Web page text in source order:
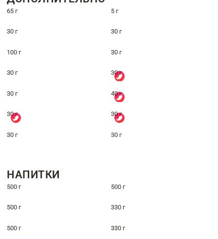
65 г 5 г
30 г 30 г
100 г 30 г
30 г 30 г
30 г 40 г
30 г 30 г
30 г 30 г
НАПИТКИ
500 г 500 г
500 г 330 г
500 г 330 г